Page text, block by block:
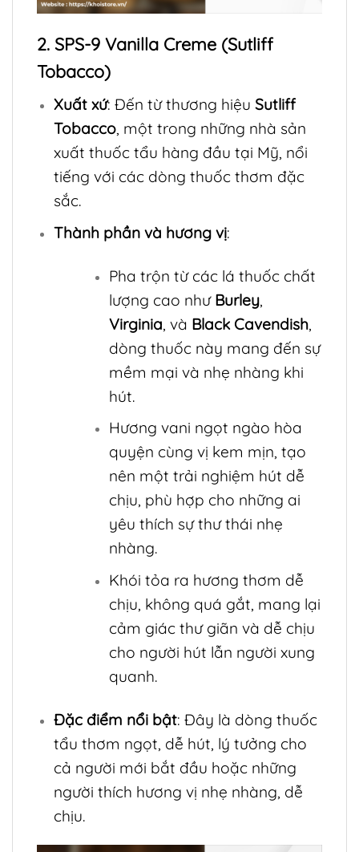
2. SPS-9 Vanilla Creme (Sutliff
Tobacco)
Xuất xứ: Đến từ thương hiệu Sutliff
Tobacco, một trong những nhà sản
xuất thuốc tẩu hàng đầu tại Mỹ, nổi
tiếng với các dòng thuốc thơm đặc
sắc.
Thành phần và hương vị:
Pha trộn từ các lá thuốc chất
lượng cao như Burley,
Virginia, và Black Cavendish,
dòng thuốc này mang đến sự
mềm mại và nhẹ nhàng khi
hút.
Hương vani ngọt ngào hòa
quyện cùng vị kem mịn, tạo
nên một trải nghiệm hút dễ
chịu, phù hợp cho những ai
yêu thích sự thư thái nhẹ
nhàng.
Khói tỏa ra hương thơm dễ
chịu, không quá gắt, mang lại
cảm giác thư giãn và dễ chịu
cho người hút lẫn người xung
quanh.
Đặc điểm nổi bật: Đây là dòng thuốc
tẩu thơm ngọt, dễ hút, lý tưởng cho
cả người mới bắt đầu hoặc những
người thích hương vị nhẹ nhàng, dễ
chịu.